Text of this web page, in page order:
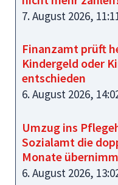
7. August 2026,
Finanzamt prüft
Kindergeld oder
entschieden
6. August 2026,
Umzug ins
Sozialamt die
Monate
6. August 2026,